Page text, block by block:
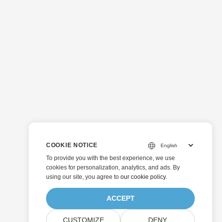
COOKIE NOTICE
To provide you with the best experience, we use
cookies for personalization, analytics, and ads. By
using our site, you agree to our cookie policy.
ACCEPT
CUSTOMIZE DENY